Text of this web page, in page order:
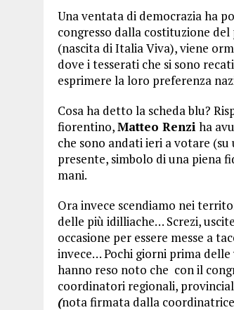
Una ventata di democrazia ha
congresso dalla costituzione
(nascita di Italia Viva), viene
dove i tesserati che si sono
esprimere la loro preferenza
Cosa ha detto la scheda blu?
fiorentino,Matteo Renzi ha
che sono andati ieri a votare
presente, simbolo di una piena
mani.
Ora invece scendiamo nei
delle più idilliache… Screzi,
occasione per essere messe a
invece… Pochi giorni prima
hanno reso noto che con il
coordinatori regionali,
(nota firmata dalla